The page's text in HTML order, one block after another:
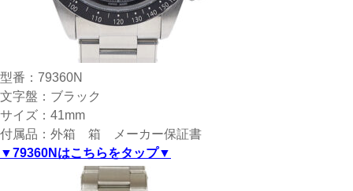
型番：79360N
文字盤：ブラック
サイズ：41mm
付属品：外箱 箱 メーカー保証書
▼79360Nはこちらをタップ▼